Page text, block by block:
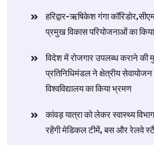
हरिद्वार-ऋषिकेश गंगा
प्रमुख विकास परियोजनाओं का
विदेश में रोजगार उपलब्ध कराने की
प्रतिनिधिमंडल ने क्षेत्रीय
विश्वविद्यालय का किया भ्रमण
​कांवड़ यात्रा को लेकर स्वास्थ्य
रहेंगी मेडिकल टीमें, बस और रेलवे